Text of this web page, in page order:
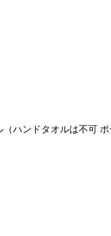
ハンドタオルは不可